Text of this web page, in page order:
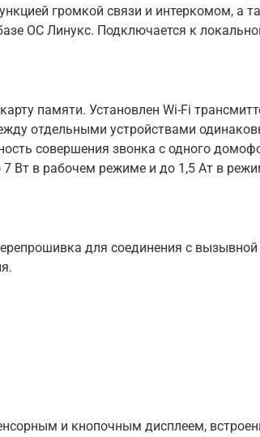
громкой связи и интеркомом, а
ОС Линукс. Подключается к
памяти. Установлен Wi-Fi
отдельными устройствами
совершения звонка с одного
7 Вт в рабочем режиме и до 1,5 Ат в
для соединения с
и кнопочным дисплеем,